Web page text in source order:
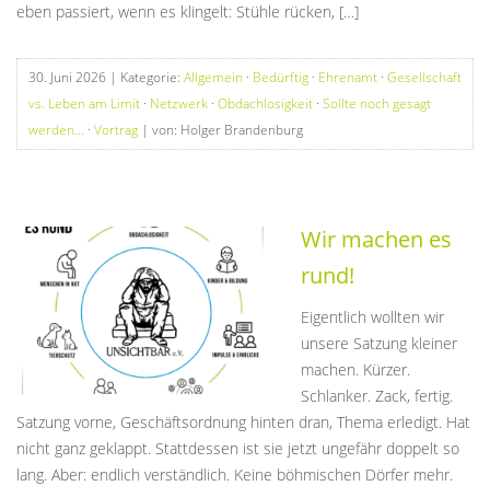
eben passiert, wenn es klingelt: Stühle rücken, […]
30. Juni 2026 | Kategorie: Allgemein · Bedürftig · Ehrenamt · Gesellschaft
vs. Leben am Limit · Netzwerk · Obdachlosigkeit · Sollte noch gesagt
werden... · Vortrag | von: Holger Brandenburg
Wir machen es
rund!
Eigentlich wollten wir
unsere Satzung kleiner
machen. Kürzer.
Schlanker. Zack, fertig.
Satzung vorne, Geschäftsordnung hinten dran, Thema erledigt. Hat
nicht ganz geklappt. Stattdessen ist sie jetzt ungefähr doppelt so
lang. Aber: endlich verständlich. Keine böhmischen Dörfer mehr.